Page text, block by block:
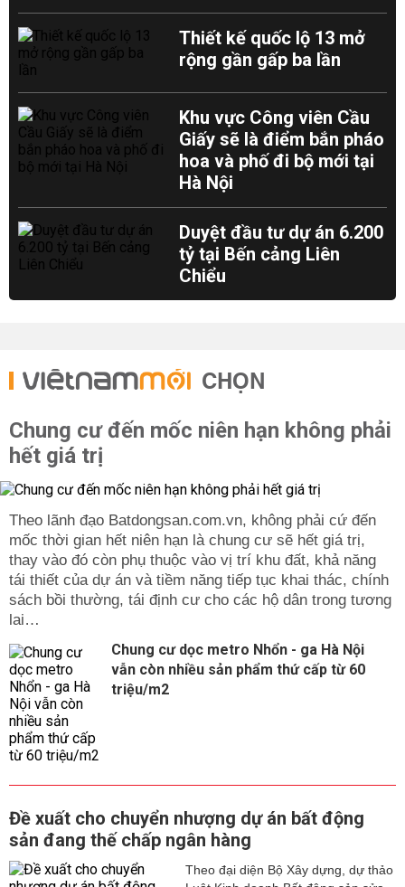
Thiết kế quốc lộ 13 mở
rộng gần gấp ba lần
Khu vực Công viên Cầu
Giấy sẽ là điểm bắn pháo
hoa và phố đi bộ mới tại
Hà Nội
Duyệt đầu tư dự án 6.200
tỷ tại Bến cảng Liên
Chiểu
CHỌN
Chung cư đến mốc niên hạn không phải
hết giá trị
Theo lãnh đạo Batdongsan.com.vn, không phải cứ đến
mốc thời gian hết niên hạn là chung cư sẽ hết giá trị,
thay vào đó còn phụ thuộc vào vị trí khu đất, khả năng
tái thiết của dự án và tiềm năng tiếp tục khai thác, chính
sách bồi thường, tái định cư cho các hộ dân trong tương
lai…
Chung cư dọc metro Nhổn - ga Hà Nội
vẫn còn nhiều sản phẩm thứ cấp từ 60
triệu/m2
Đề xuất cho chuyển nhượng dự án bất động
sản đang thế chấp ngân hàng
Theo đại diện Bộ Xây dựng, dự thảo